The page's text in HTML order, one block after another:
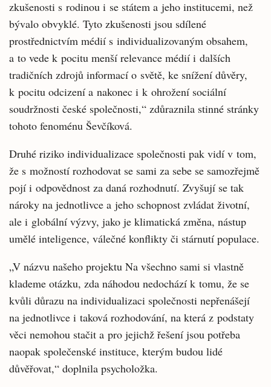
zkušenosti s rodinou i se státem a jeho institucemi, než
bývalo obvyklé. Tyto zkušenosti jsou sdílené
prostřednictvím médií s individualizovaným obsahem,
a to vede k pocitu menší relevance médií i dalších
tradičních zdrojů informací o světě, ke snížení důvěry,
k pocitu odcizení a nakonec i k ohrožení sociální
soudržnosti české společnosti,“ zdůraznila stinné stránky
tohoto fenoménu Ševčíková.
Druhé riziko individualizace společnosti pak vidí v tom,
že s možností rozhodovat se sami za sebe se samozřejmě
pojí i odpovědnost za daná rozhodnutí. Zvyšují se tak
nároky na jednotlivce a jeho schopnost zvládat životní,
ale i globální výzvy, jako je klimatická změna, nástup
umělé inteligence, válečné konflikty či stárnutí populace.
„V názvu našeho projektu Na všechno sami si vlastně
klademe otázku, zda náhodou nedochází k tomu, že se
kvůli důrazu na individualizaci společnosti nepřenášejí
na jednotlivce i taková rozhodování, na která z podstaty
věci nemohou stačit a pro jejichž řešení jsou potřeba
naopak společenské instituce, kterým budou lidé
důvěřovat,“ doplnila psycholožka.